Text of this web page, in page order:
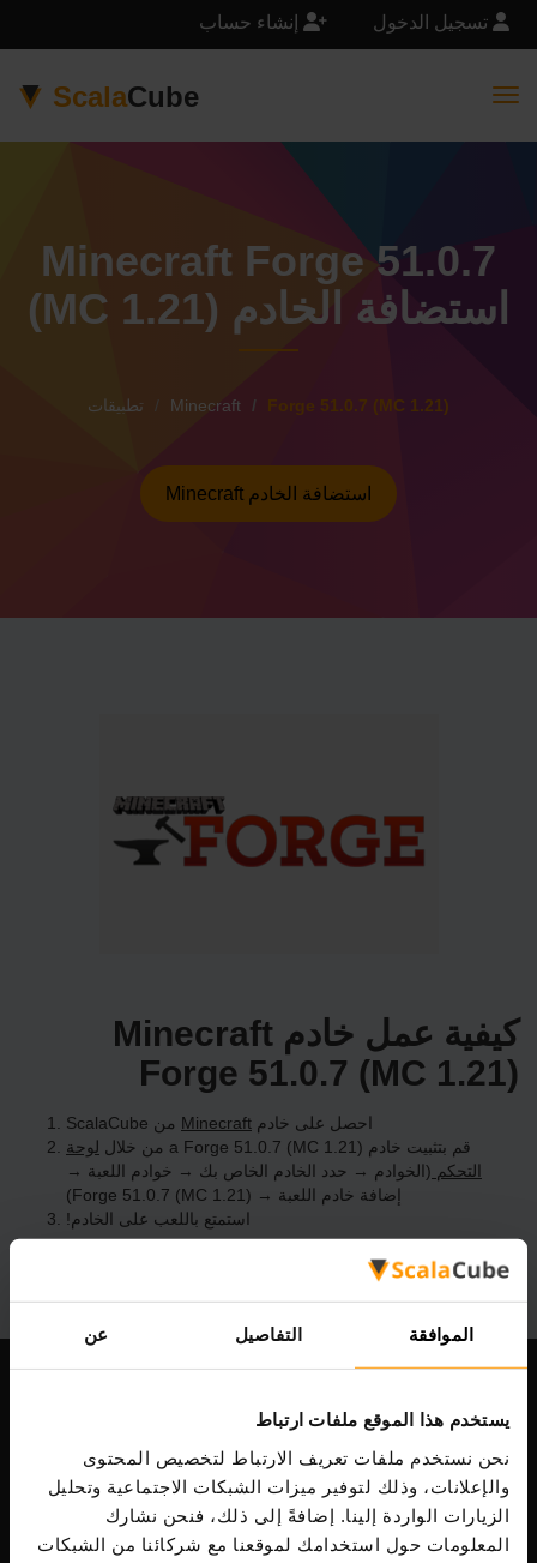
الموافقة التفاصيل عن
يستخدم هذا الموقع ملفات ارتباط
نحن نستخدم ملفات تعريف الارتباط لتخصيص المحتوى
والإعلانات، وذلك لتوفير ميزات الشبكات الاجتماعية وتحليل
الزيارات الواردة إلينا. إضافةً إلى ذلك، فنحن نشارك
المعلومات حول استخدامك لموقعنا مع شركائنا من الشبكات
تسجيل الدخول إنشاء حساب
ScalaCube
Minecraft Forge 51.0.7
(MC 1.21) استضافة الخادم
تطبيقات Minecraft Forge 51.0.7 (MC 1.21)
Minecraft استضافة الخادم
كيفية عمل خادم Minecraft
Forge 51.0.7 (MC 1.21)
احصل على خادم Minecraft من ScalaCube
قم بتثبيت خادم a Forge 51.0.7 (MC 1.21) من خلال
لوحة
التحكم (الخوادم → حدد الخادم الخاص بك → خوادم اللعبة →
إضافة خادم اللعبة → Forge 51.0.7 (MC 1.21))
استمتع باللعب على الخادم!
Scalable Hosting Solutions OÜ
رمز التسجيل: 14652605